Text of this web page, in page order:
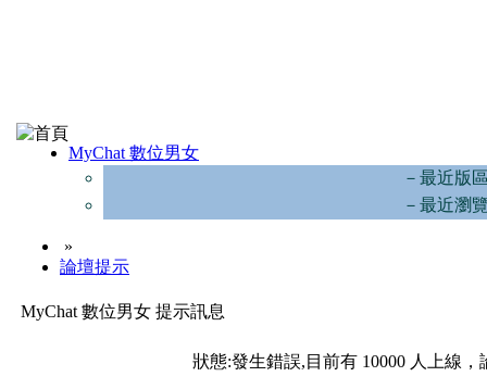
MyChat 數位男女
－最近版
－最近瀏
»
論壇提示
MyChat 數位男女 提示訊息
狀態:發生錯誤,目前有 10000 人上線